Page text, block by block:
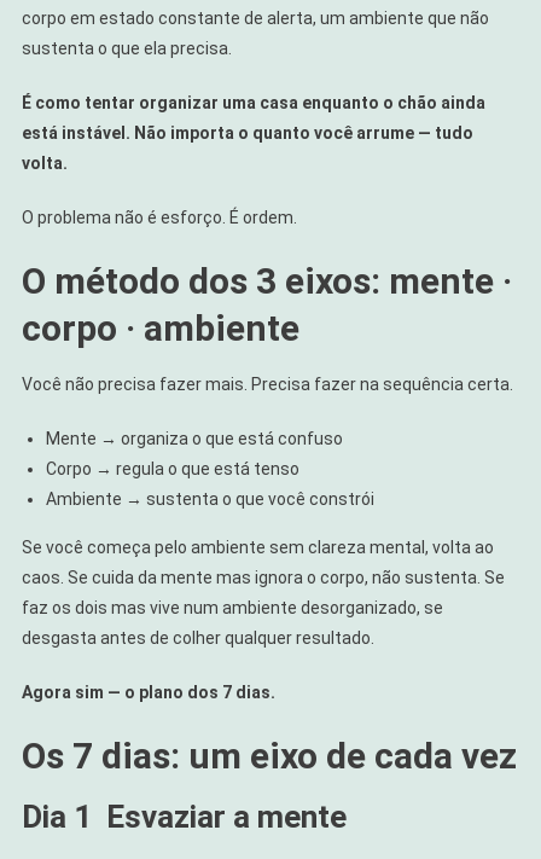
corpo em estado constante de alerta, um ambiente que não
sustenta o que ela precisa.
É como tentar organizar uma casa enquanto o chão ainda
está instável. Não importa o quanto você arrume — tudo
volta.
O problema não é esforço. É ordem.
O método dos 3 eixos: mente ·
corpo · ambiente
Você não precisa fazer mais. Precisa fazer na sequência certa.
Mente → organiza o que está confuso
Corpo → regula o que está tenso
Ambiente → sustenta o que você constrói
Se você começa pelo ambiente sem clareza mental, volta ao
caos. Se cuida da mente mas ignora o corpo, não sustenta. Se
faz os dois mas vive num ambiente desorganizado, se
desgasta antes de colher qualquer resultado.
Agora sim — o plano dos 7 dias.
Os 7 dias: um eixo de cada vez
Dia 1 Esvaziar a mente